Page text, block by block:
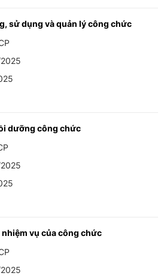
sử dụng và quản lý công chức
dưỡng công chức
vụ của công chức